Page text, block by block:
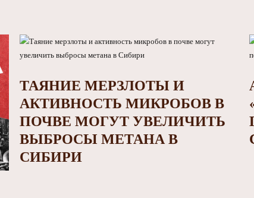
ТАЯНИЕ МЕРЗЛОТЫ И
АКТИВНОСТЬ МИКРОБОВ В
ПОЧВЕ МОГУТ УВЕЛИЧИТЬ
ВЫБРОСЫ МЕТАНА В
СИБИРИ